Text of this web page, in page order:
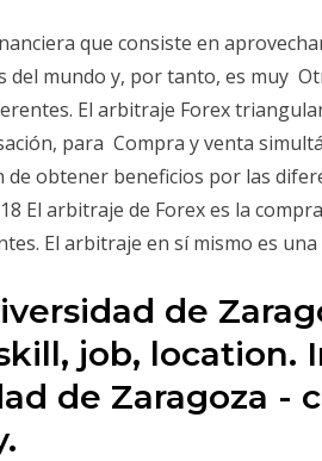
que consiste en
del mundo y, por tanto, es muy
El arbitraje Forex
para Compra y venta
de obtener beneficios por las
El arbitraje de Forex es la
El arbitraje en sí mismo es
de
job, location.
de Zaragoza -